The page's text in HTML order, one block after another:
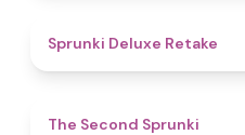
Sprunki Deluxe Retake
The Second Sprunki